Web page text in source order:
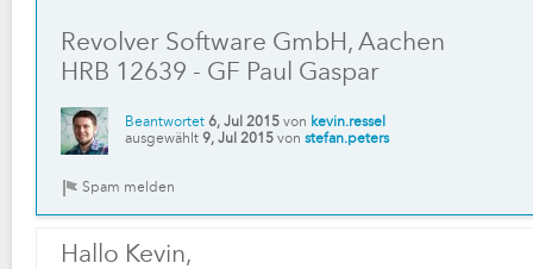
Revolver Software GmbH, Aachen
HRB 12639 - GF Paul Gaspar
Beantwortet 6, Jul 2015 von kevin.ressel
ausgewählt 9, Jul 2015 von stefan.peters
Hallo Kevin,